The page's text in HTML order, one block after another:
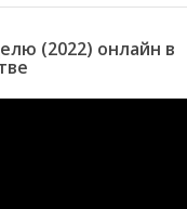
(2022) онлайн в